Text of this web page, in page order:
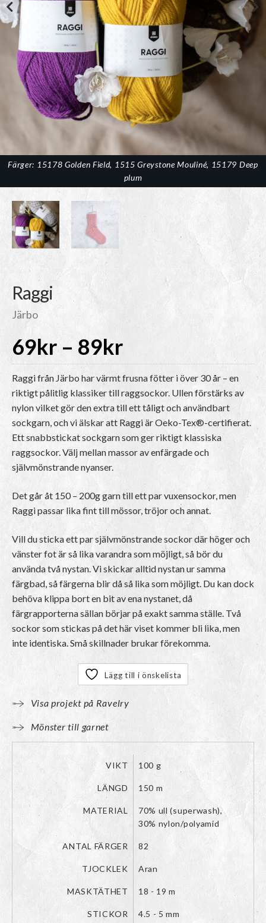
Färger: 15178 Golden Field, 1515 Greystone Mouliné, 15179 Deep
plum
Raggi
Järbo
69kr – 89krPrisintervall:
69kr
till
89kr
Raggi från Järbo har värmt frusna fötter i över 30 år – en
riktigt pålitlig klassiker till raggsockor. Ullen förstärks av
nylon vilket gör den extra till ett tåligt och användbart
sockgarn, och vi älskar att Raggi är Oeko-Tex®-certifierat.
Ett snabbstickat sockgarn som ger riktigt klassiska
raggsockor. Välj mellan massor av enfärgade och
självmönstrande nyanser.
Det går åt 150 – 200g garn till ett par vuxensockor, men
Raggi passar lika fint till mössor, tröjor och annat.
Vill du sticka ett par självmönstrande sockor där höger och
vänster fot är så lika varandra som möjligt, så bör du
använda två nystan. Vi skickar alltid nystan ur samma
färgbad, så färgerna blir då så lika som möjligt. Du kan dock
behöva klippa bort en bit av ena nystanet, då
färgrapporterna sällan börjar på exakt samma ställe. Två
sockor som stickas på det här viset kommer bli lika, men
inte identiska. Små skillnader brukar förekomma.
Lägg till i önskelista
Visa projekt på Ravelry
Mönster till garnet
VIKT 100 g
LÄNGD 150 m
MATERIAL
70% ull (superwash),
30% nylon/polyamid
ANTAL FÄRGER 82
TJOCKLEK Aran
MASKTÄTHET 18 - 19 m
STICKOR 4.5 - 5 mm